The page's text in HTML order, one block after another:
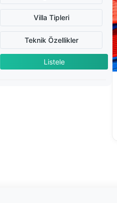
Villa Tipleri
Teknik Özellikler
Listele